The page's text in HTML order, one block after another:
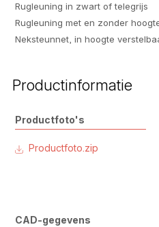
Rugleuning in zwart of telegrijs
Rugleuning met en zonder
Neksteunnet, in hoogte
Productinformatie
Productfoto's
Productfoto.zip
CAD-gegevens